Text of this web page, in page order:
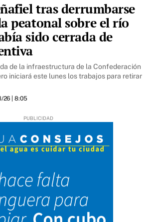
tras derrumbarse
peatonal sobre el río
sido cerrada de
de la infraestructura de la Confederación
iniciará este lunes los trabajos para retirar
26 | 8:05